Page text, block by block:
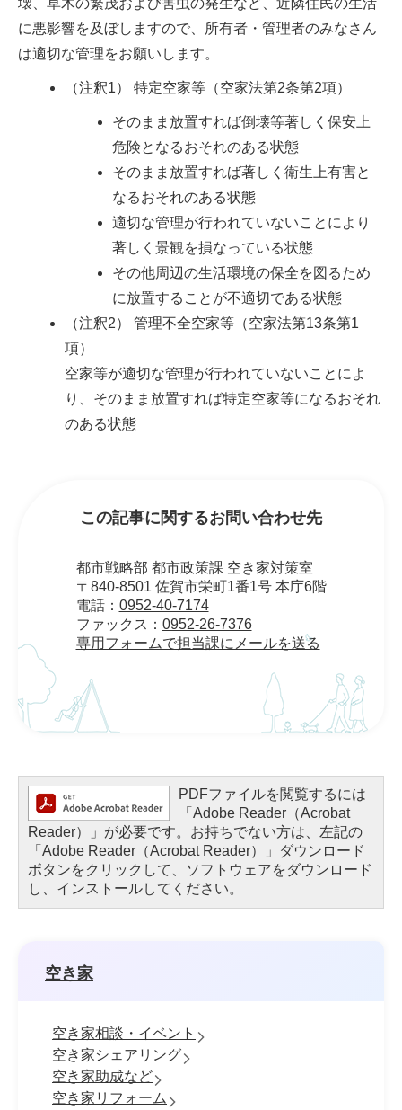
壊、草木の繁茂および害虫の発生など、近隣住民の生活
に悪影響を及ぼしますので、所有者・管理者のみなさん
は適切な管理をお願いします。
（注釈1） 特定空家等（空家法第2条第2項）
そのまま放置すれば倒壊等著しく保安上
危険となるおそれのある状態
そのまま放置すれば著しく衛生上有害と
なるおそれのある状態
適切な管理が行われていないことにより
著しく景観を損なっている状態
その他周辺の生活環境の保全を図るため
に放置することが不適切である状態
（注釈2） 管理不全空家等（空家法第13条第1
項）
空家等が適切な管理が行われていないことによ
り、そのまま放置すれば特定空家等になるおそれ
のある状態
この記事に関するお問い合わせ先
都市戦略部 都市政策課 空き家対策室
〒840-8501 佐賀市栄町1番1号 本庁6階
電話： 0952-40-7174
ファックス： 0952-26-7376
専用フォームで担当課にメールを送る
PDFファイルを閲覧するには
「Adobe Reader（Acrobat
Reader）」が必要です。お持ちでない方は、左記の
「Adobe Reader（Acrobat Reader）」ダウンロード
ボタンをクリックして、ソフトウェアをダウンロード
し、インストールしてください。
空き家
空き家相談・イベント
空き家シェアリング
空き家助成など
空き家リフォーム